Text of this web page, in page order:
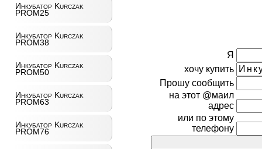
Инкубатор Kurczak
PROM25
Инкубатор Kurczak
PROM38
Инкубатор Kurczak
PROM50
Инкубатор Kurczak
PROM63
Инкубатор Kurczak
PROM76
Я
хочу купить
Прошу сообщить
на этот @маил
адрес
или по этому
телефону